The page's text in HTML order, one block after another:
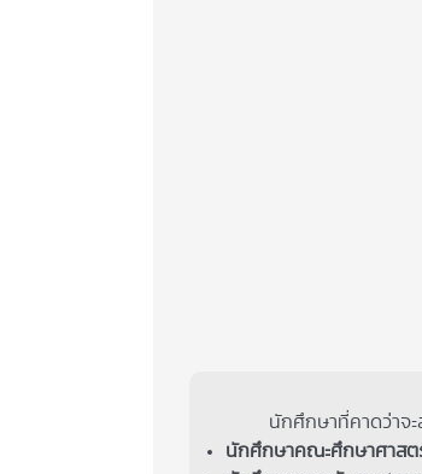
นักศึกษาที่คาดว่าจะสำ
นักศึกษาคณะศึกษาศาสต